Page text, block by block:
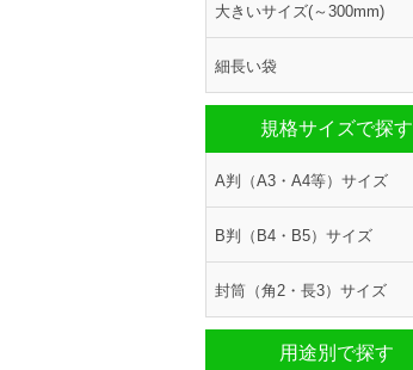
大きいサイズ(～300mm)
細長い袋
規格サイズで探す
A判（A3・A4等）サイズ
B判（B4・B5）サイズ
封筒（角2・長3）サイズ
用途別で探す